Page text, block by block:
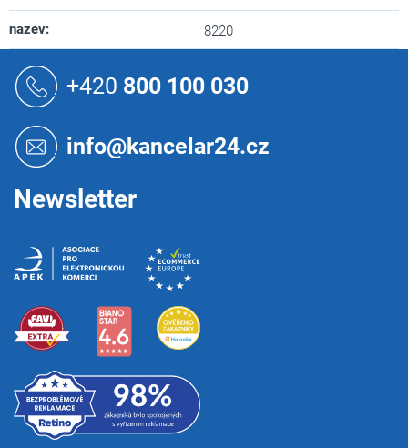
nazev: 8220
+420 800 100 030
info@kancelar24.cz
Newsletter